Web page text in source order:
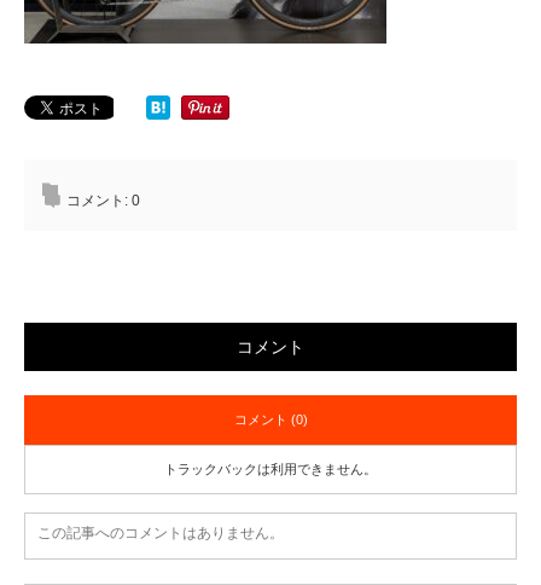
コメント: 0
コメント
コメント (0)
トラックバックは利用できません。
この記事へのコメントはありません。